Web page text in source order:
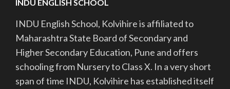
INDU ENGLISH SCHOOL
INDU English School, Kolvihire is affiliated to
Maharashtra State Board of Secondary and
Higher Secondary Education, Pune and offers
schooling from Nursery to Class X. In a very short
span of time INDU, Kolvihire has established itself